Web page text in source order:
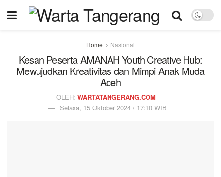
Home Nasional
Kesan Peserta AMANAH Youth Creative Hub:
Mewujudkan Kreativitas dan Mimpi Anak Muda
Aceh
OLEH: WARTATANGERANG.COM
Selasa, 15 Oktober 2024 / 17:10 WIB